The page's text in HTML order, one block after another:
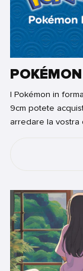
I Pokémon in
9cm potete
arredare la vostra